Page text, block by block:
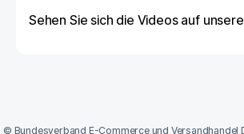
Sehen Sie sich die Videos auf
© Bundesverband E-Commerce und Versandhandel